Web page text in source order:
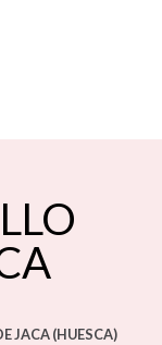
JACA (HUESCA)